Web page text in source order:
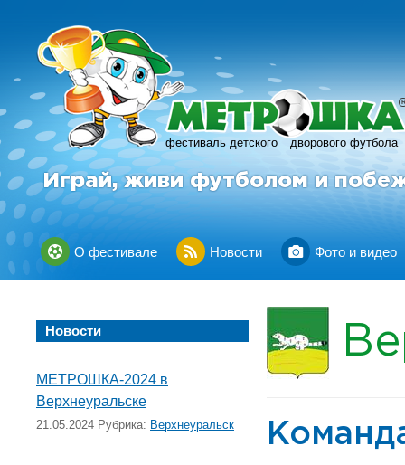
фестиваль детского дворового футбола
R
Играй, живи футболом и
О фестивале Новости Фото и видео
Новости
МЕТРОШКА-2024 в
Верхнеуральске
21.05.2024 Рубрика: Верхнеуральск